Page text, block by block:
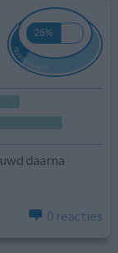
daarna
0 reacties